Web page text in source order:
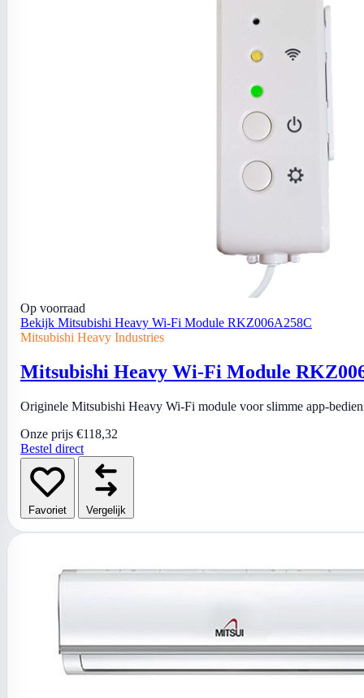
Op voorraad
Bekijk Mitsubishi Heavy Wi-Fi Module RKZ006A258C
Mitsubishi Heavy Industries
Mitsubishi Heavy Wi-Fi Module
Originele Mitsubishi Heavy Wi-Fi module voor slimme app-
Onze prijs €118,32
Bestel direct
Favoriet Vergelijk